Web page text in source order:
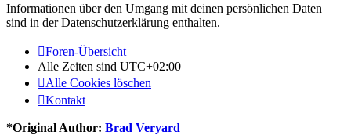
Informationen über den Umgang mit deinen persönlichen Daten
sind in der Datenschutzerklärung enthalten.
Foren-Übersicht
Alle Zeiten sind UTC+02:00
Alle Cookies löschen
Kontakt
*Original Author: Brad Veryard